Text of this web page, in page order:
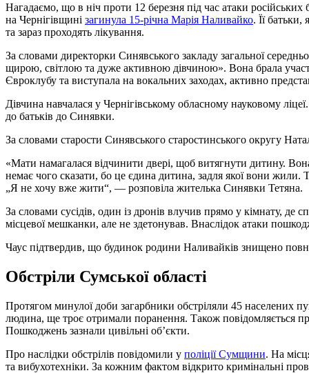
Нагадаємо, що в ніч проти 12 березня під час атаки
на Чернігівщині загинула 15-річна Марія Наливайко. Її
та зараз проходять лікування.
За словами директорки Синявського закладу загальної
щирою, світлою та дуже активною дівчиною». Вона брала
Євроклубу та виступала на вокальних заходах, активно
Дівчина навчалася у Чернігівському обласному науковому
до батьків до Синявки.
За словами старости Синявського старостинського округу
«Мати намагалася відчинити двері, щоб витягнути дитину.
немає чого сказати, бо це єдина дитина, задля якої вони
„Я не хочу вже жити“, — розповіла жителька Синявки Тетяна.
За словами сусідів, один із дронів влучив прямо у кімнату, де
місцевої мешканки, але не здетонував. Внаслідок атаки
Чаус підтвердив, що будинок родини Наливайків знищено
Обстріли Сумської області
Протягом минулої доби загарбники обстріляли 45 населених
людина, ще троє отримали поранення. Також повідомляється
Пошкоджень зазнали цивільні об’єкти.
Про наслідки обстрілів повідомили у поліції Сумщини. На
та вибухотехніки. За кожним фактом відкрито кримінальні